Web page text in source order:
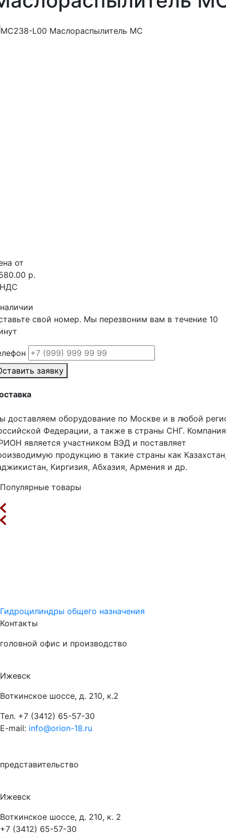
от
р.
свой номер. Мы перезвоним вам в течение 10
заявку
доставляем оборудование по Москве и в любой
Федерации, а также в страны СНГ. Компания
является участником ВЭД и поставляет
продукцию в такие страны как
Киргизия, Абхазия, Армения и др.
Популярные товары
Гидроцилиндры общего назначения
Контакты
головной офис и производство
Ижевск
Воткинское шоссе, д. 210, к.2
Тел. +7 (3412) 65-57-30
E-mail: info@orion-18.ru
представительство
Ижевск
Воткинское шоссе, д. 210, к. 2
+7 (3412) 65-57-30